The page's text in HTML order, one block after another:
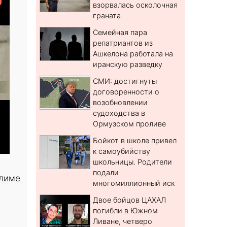
взорвалась осколочная
граната
Семейная пара
репатриантов из
Ашкелона работала на
иранскую разведку
СМИ: достигнуты
договоренности о
возобновлении
судоходства в
Ормузском проливе
Бойкот в школе привел
к самоубийству
школьницы. Родители
подали
многомиллионный иск
Двое бойцов ЦАХАЛ
погибли в Южном
Ливане, четверо